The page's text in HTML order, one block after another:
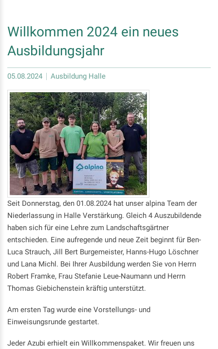
Willkommen 2024 ein neues
Ausbildungsjahr
05.08.2024 Ausbildung Halle
Seit Donnerstag, den 01.08.2024 hat unser alpina Team der
Niederlassung in Halle Verstärkung. Gleich 4 Auszubildende
haben sich für eine Lehre zum Landschaftsgärtner
entschieden. Eine aufregende und neue Zeit beginnt für Ben-
Luca Strauch, Jill Bert Burgemeister, Hanns-Hugo Löschner
und Lana Michl. Bei Ihrer Ausbildung werden Sie von Herrn
Robert Framke, Frau Stefanie Leue-Naumann und Herrn
Thomas Giebichenstein kräftig unterstützt.
Am ersten Tag wurde eine Vorstellungs- und
Einweisungsrunde gestartet.
Jeder Azubi erhielt ein Willkommenspaket. Wir freuen uns